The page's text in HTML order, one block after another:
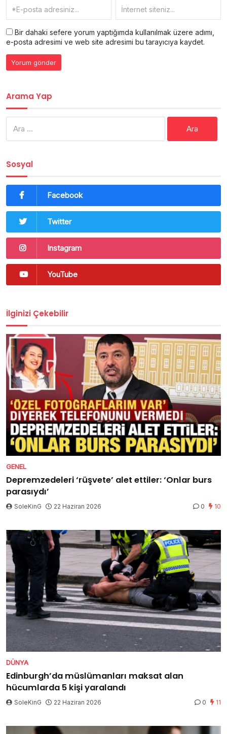
Bir dahaki sefere yorum yaptığımda kullanılmak üzere adımı,
e-posta adresimi ve web site adresimi bu tarayıcıya kaydet.
Arama Yap
Sosyal
Facebook
Twitter
Instagram
YouTube
İlginizi Çekebilir
GENEL
Depremzedeleri ‘rüşvete’ alet ettiler: ‘Onlar burs
parasıydı’
SoleKinG 22 Haziran 2026 0 10
DÜNYA
Edinburgh’da müslümanları maksat alan
hücumlarda 5 kişi yaralandı
SoleKinG 22 Haziran 2026 0 11